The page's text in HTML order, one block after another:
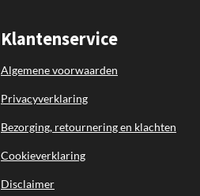
Klantenservice
Algemene voorwaarden
Privacyverklaring
Bezorging, retournering en klachten
Cookieverklaring
Disclaimer